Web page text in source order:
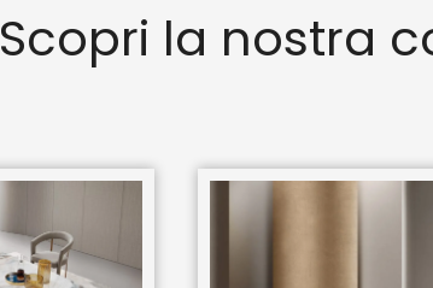
Scopri la nostra